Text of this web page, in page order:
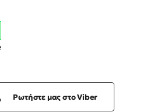
Ρωτήστε μας στο Viber